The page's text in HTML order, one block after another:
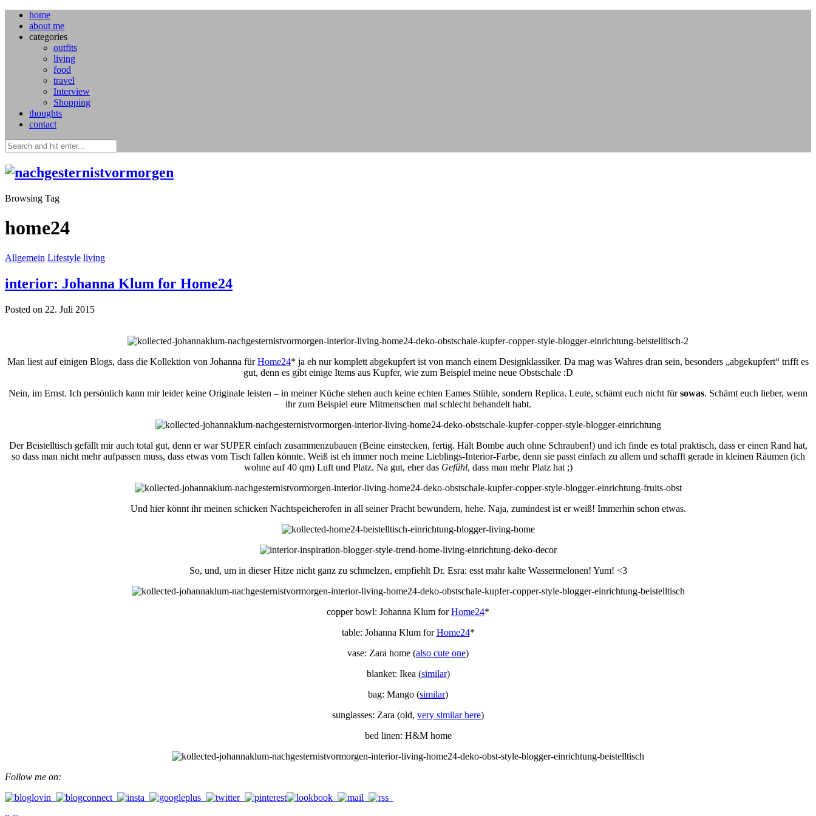
home
about me
categories
outfits
living
food
travel
Interview
Shopping
thoughts
contact
Browsing Tag
home24
Allgemein Lifestyle living
interior: Johanna Klum for Home24
Posted on 22. Juli 2015
Man liest auf einigen Blogs, dass die Kollektion von Johanna fürHome24* ja eh nur komplett abgekupfert ist von manch einem Designklassiker. Da mag was Wahres dran sein, besonders „abgekupfert“ trifft es
gut, denn es gibt einige Items aus Kupfer, wie zum Beispiel meine neue Obstschale :D
Nein, im Ernst. Ich persönlich kann mir leider keine Originale leisten – in meiner Küche stehen auch keine echten Eames Stühle, sondern Replica. Leute, schämt euch nicht fürsowas. Schämt euch lieber, wenn
ihr zum Beispiel eure Mitmenschen mal schlecht behandelt habt.
Der Beistelltisch gefällt mir auch total gut, denn er war SUPER einfach zusammenzubauen (Beine einstecken, fertig. Hält Bombe auch ohne Schrauben!) und ich finde es total praktisch, dass er einen Rand hat,
so dass man nicht mehr aufpassen muss, dass etwas vom Tisch fallen könnte. Weiß ist eh immer noch meine Lieblings-Interior-Farbe, denn sie passt einfach zu allem und schafft gerade in kleinen Räumen (ich
wohne auf 40 qm) Luft und Platz. Na gut, eher das Gefühl, dass man mehr Platz hat ;)
Und hier könnt ihr meinen schicken Nachtspeicherofen in all seiner Pracht bewundern, hehe. Naja, zumindest ist er weiß! Immerhin schon etwas.
So, und, um in dieser Hitze nicht ganz zu schmelzen, empfiehlt Dr. Esra: esst mahr kalte Wassermelonen! Yum! <3
copper bowl: Johanna Klum forHome24*
table: Johanna Klum forHome24*
vase: Zara home (also cute one)
blanket: Ikea (similar)
bag: Mango (similar)
sunglasses: Zara (old, very similar here)
bed linen: H&M home
Follow me on: